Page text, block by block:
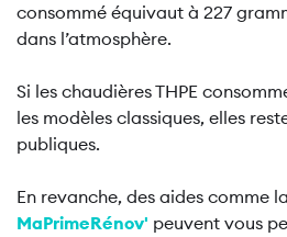
consommé équivaut à 227
dans l’atmosphère.
Si les chaudières THPE
les modèles classiques, elles
publiques.
En revanche, des aides comme la
MaPrimeRénov' peuvent vous